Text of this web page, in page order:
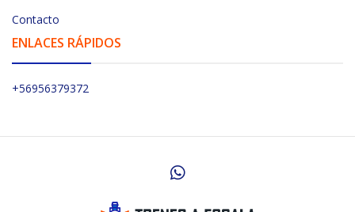
Contacto
ENLACES RÁPIDOS
+56956379372